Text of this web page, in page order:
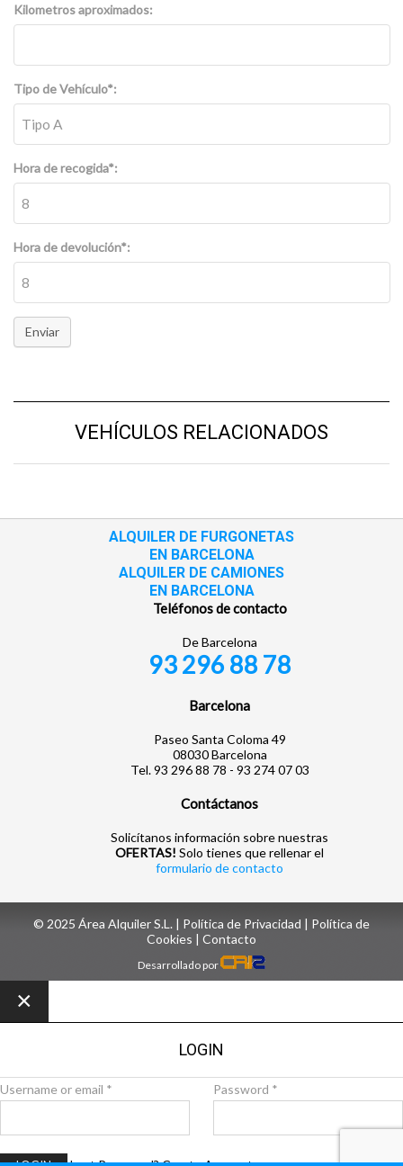
Kilometros aproximados:
Tipo de Vehículo*:
Hora de recogida*:
Hora de devolución*:
Enviar
VEHÍCULOS RELACIONADOS
ALQUILER DE FURGONETAS
EN BARCELONA
ALQUILER DE CAMIONES
EN BARCELONA
Teléfonos de contacto
De Barcelona
93 296 88 78
Barcelona
Paseo Santa Coloma 49
08030 Barcelona
Tel. 93 296 88 78 - 93 274 07 03
Contáctanos
Solicítanos información sobre nuestras
OFERTAS! Solo tienes que rellenar el
formulario de contacto
© 2025 Área Alquiler S.L. | Política de Privacidad | Política de
Cookies | ‎ Contacto
Desarrollado por
×
LOGIN
Username or email * Password *